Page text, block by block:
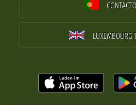
CONTACTO
LUXEMBOURG